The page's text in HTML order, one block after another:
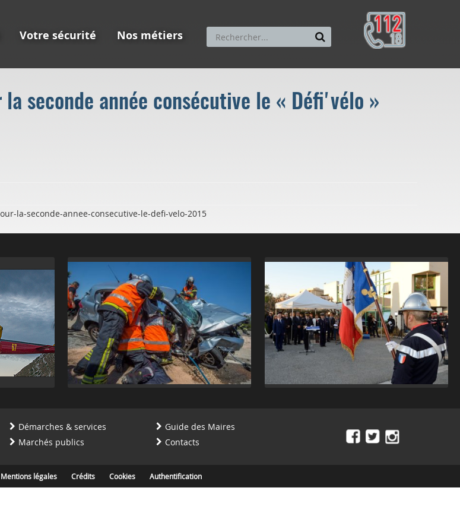
Votre sécurité Nos métiers
seconde année consécutive le « Défi'vélo »
la-seconde-annee-consecutive-le-defi-velo-2015
Démarches & services
Marchés publics
Guide des Maires
Contacts
Mentions légales Crédits Cookies Authentification